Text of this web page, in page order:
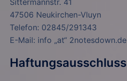
Sittermannstr. 41
47506 Neukirchen-Vluyn
Telefon: 02845/291343
E-Mail: info „at“ 2notesdown.de
Haftungsausschluss